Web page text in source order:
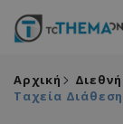
Αρχική Διεθνή
Ταχεία